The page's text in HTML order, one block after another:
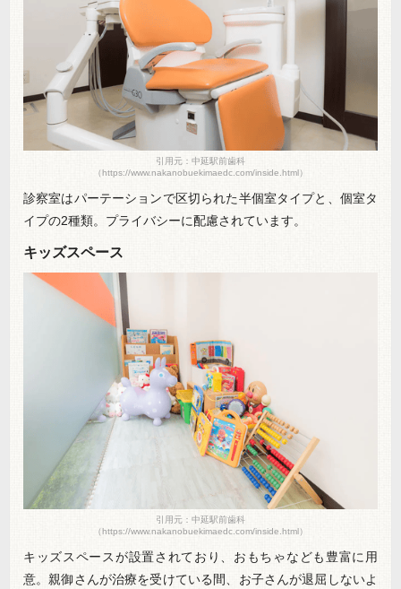
引用元：中延駅前歯科
（https://www.nakanobuekimaedc.com/inside.html）
診察室はパーテーションで区切られた半個室タイプと、個室タ
イプの2種類。プライバシーに配慮されています。
キッズスペース
引用元：中延駅前歯科
（https://www.nakanobuekimaedc.com/inside.html）
キッズスペースが設置されており、おもちゃなども豊富に用
意。親御さんが治療を受けている間、お子さんが退屈しないよ